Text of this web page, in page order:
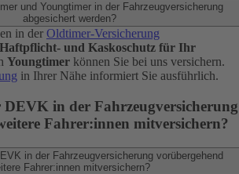
und Youngtimer in der Fahrzeugversicherung
abgesichert werden?
in der Oldtimer-Versicherung
und Kaskoschutz für Ihr
Youngtimer können Sie bei uns versichern.
in Ihrer Nähe informiert Sie ausführlich.
in der Fahrzeugversicherung
Fahrer:innen mitversichern?
in der Fahrzeugversicherung vorübergehend
Fahrer:innen mitversichern?